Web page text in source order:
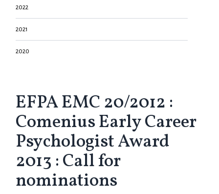
2022
2021
2020
EFPA EMC 20/2012 :
Comenius Early Career
Psychologist Award
2013 : Call for
nominations